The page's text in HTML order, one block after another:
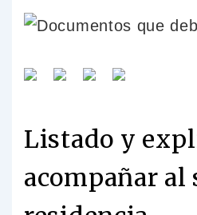
Listado y
acompañar